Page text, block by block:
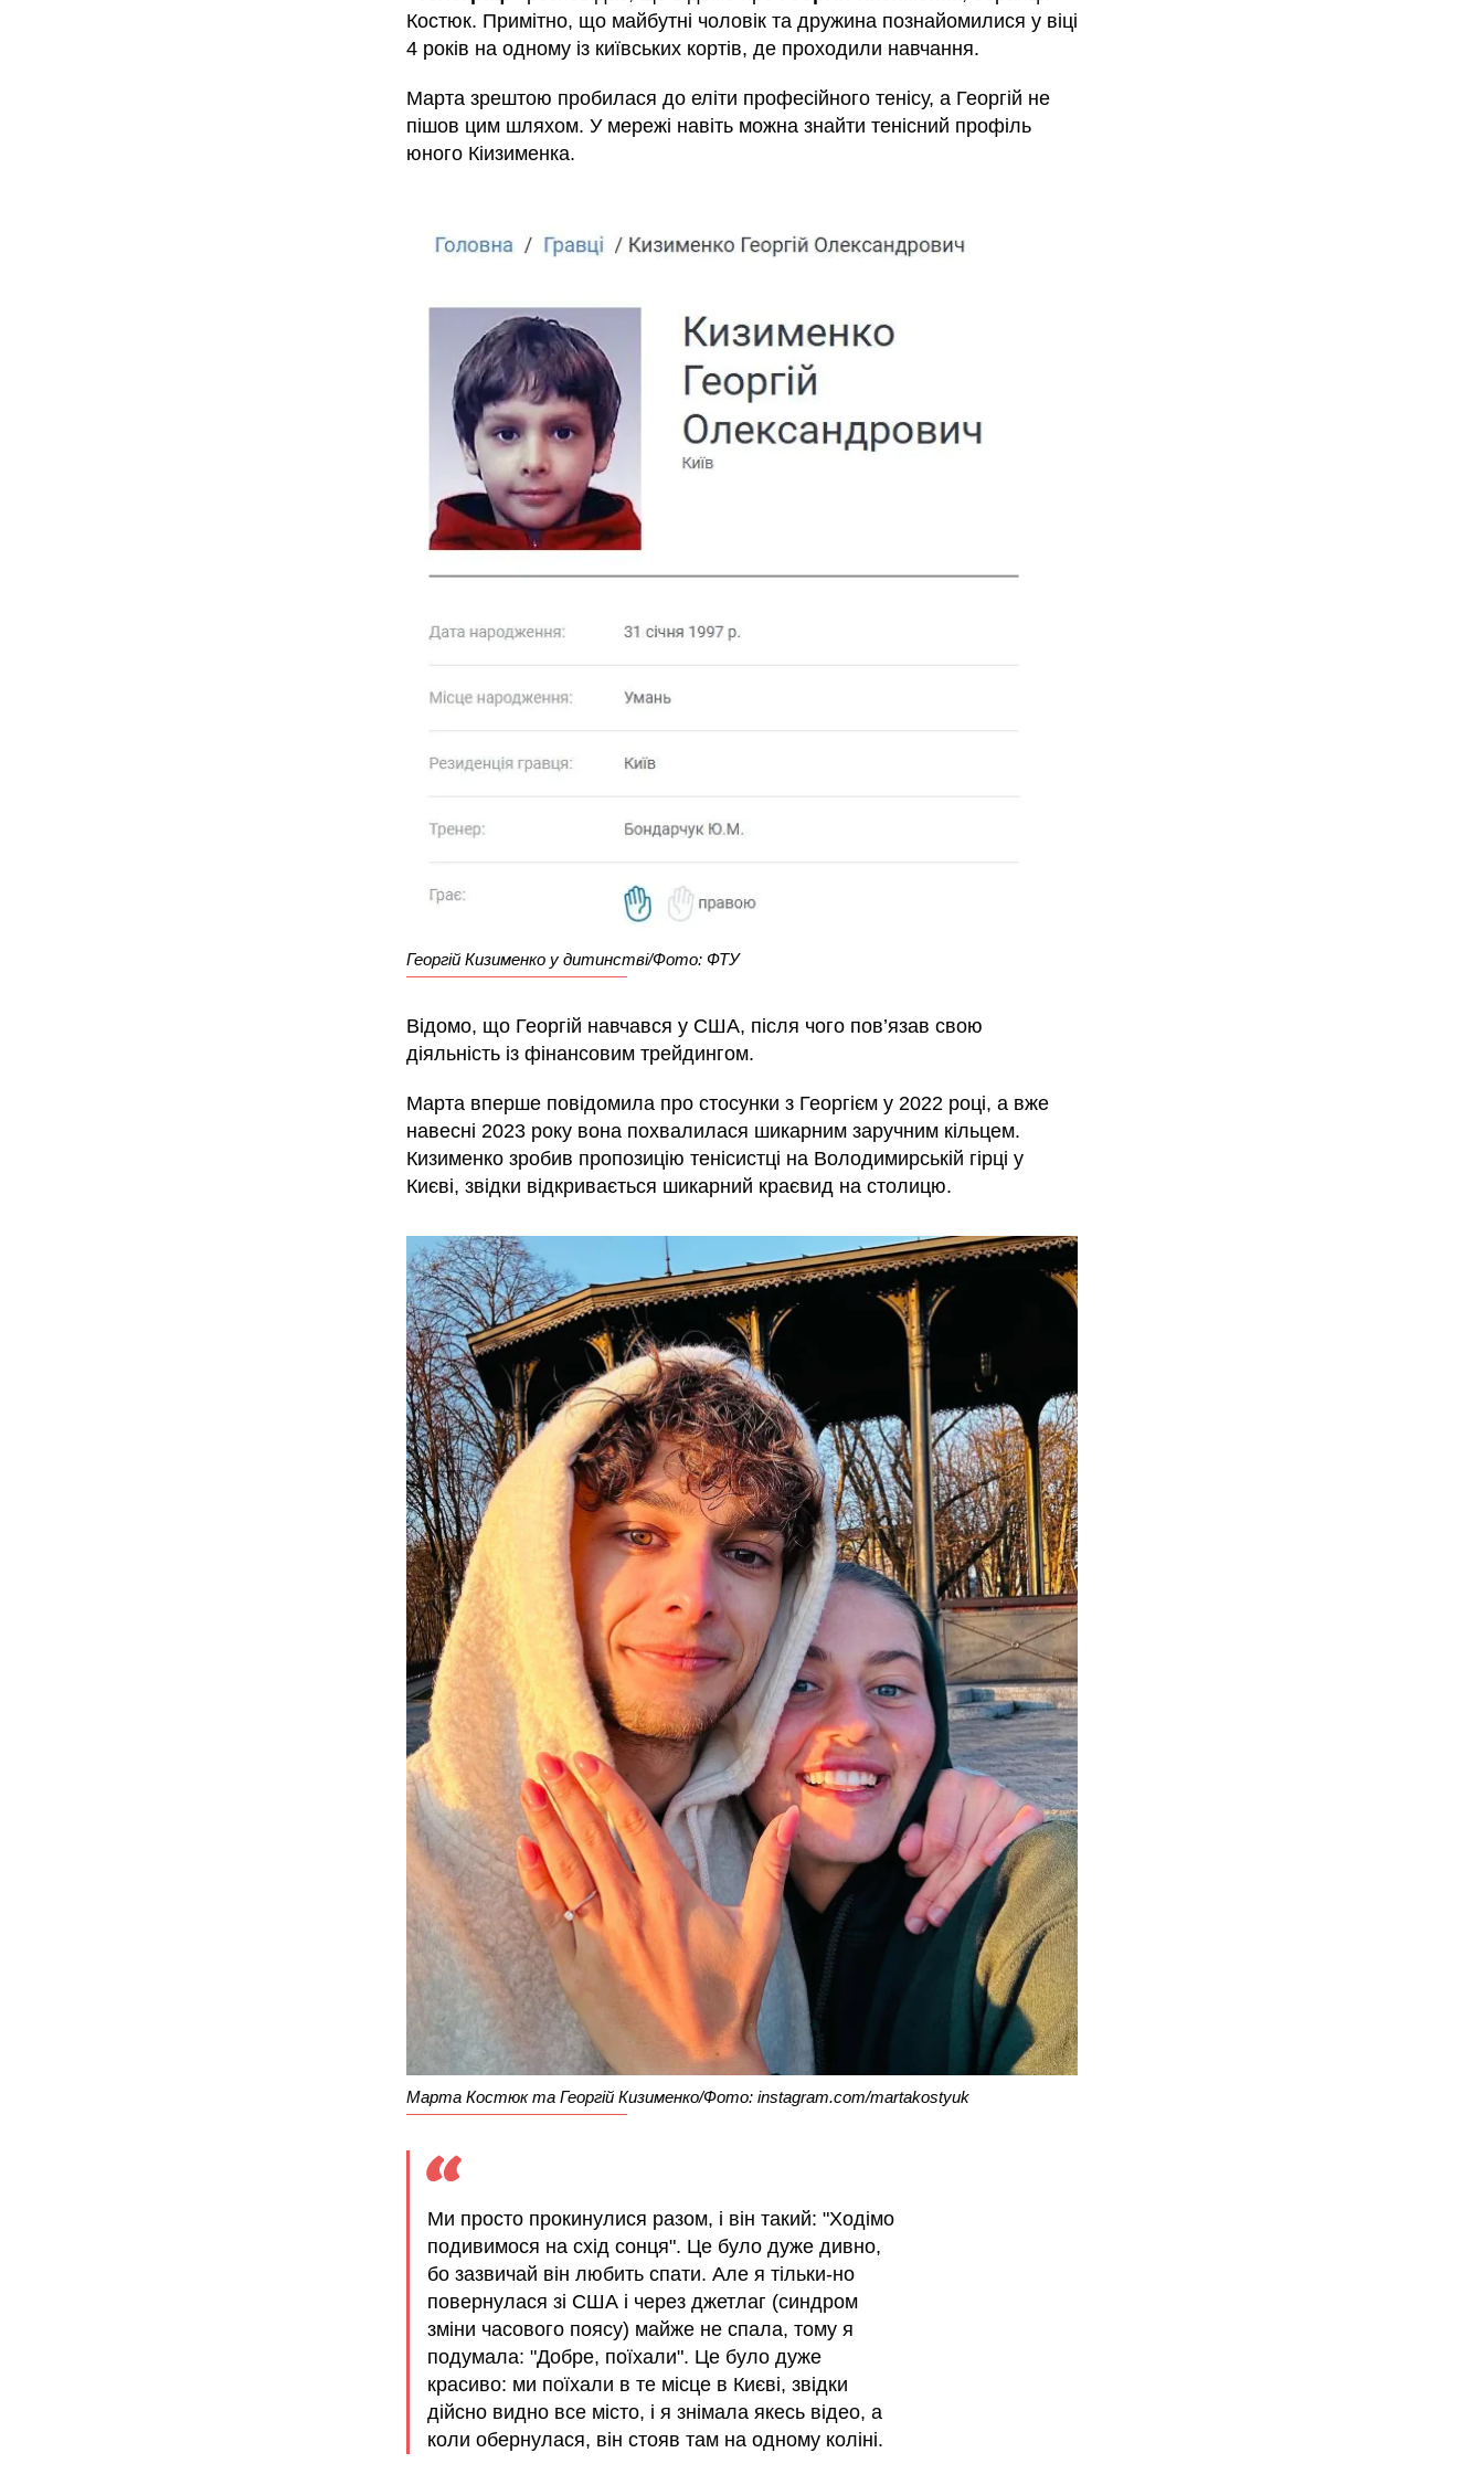
Костюк. Примітно, що майбутні чоловік та дружина познайомилися у віці
4 років на одному із київських кортів, де проходили навчання.
Марта зрештою пробилася до еліти професійного тенісу, а Георгій не
пішов цим шляхом. У мережі навіть можна знайти тенісний профіль
юного Кіизименка.
Георгій Кизименко у дитинстві/Фото: ФТУ
Відомо, що Георгій навчався у США, після чого пов’язав свою
діяльність із фінансовим трейдингом.
Марта вперше повідомила про стосунки з Георгієм у 2022 році, а вже
навесні 2023 року вона похвалилася шикарним заручним кільцем.
Кизименко зробив пропозицію тенісистці на Володимирській гірці у
Києві, звідки відкривається шикарний краєвид на столицю.
Марта Костюк та Георгій Кизименко/Фото: instagram.com/martakostyuk
Ми просто прокинулися разом, і він такий: "Ходімо
подивимося на схід сонця". Це було дуже дивно,
бо зазвичай він любить спати. Але я тільки-но
повернулася зі США і через джетлаг (синдром
зміни часового поясу) майже не спала, тому я
подумала: "Добре, поїхали". Це було дуже
красиво: ми поїхали в те місце в Києві, звідки
дійсно видно все місто, і я знімала якесь відео, а
коли обернулася, він стояв там на одному коліні.